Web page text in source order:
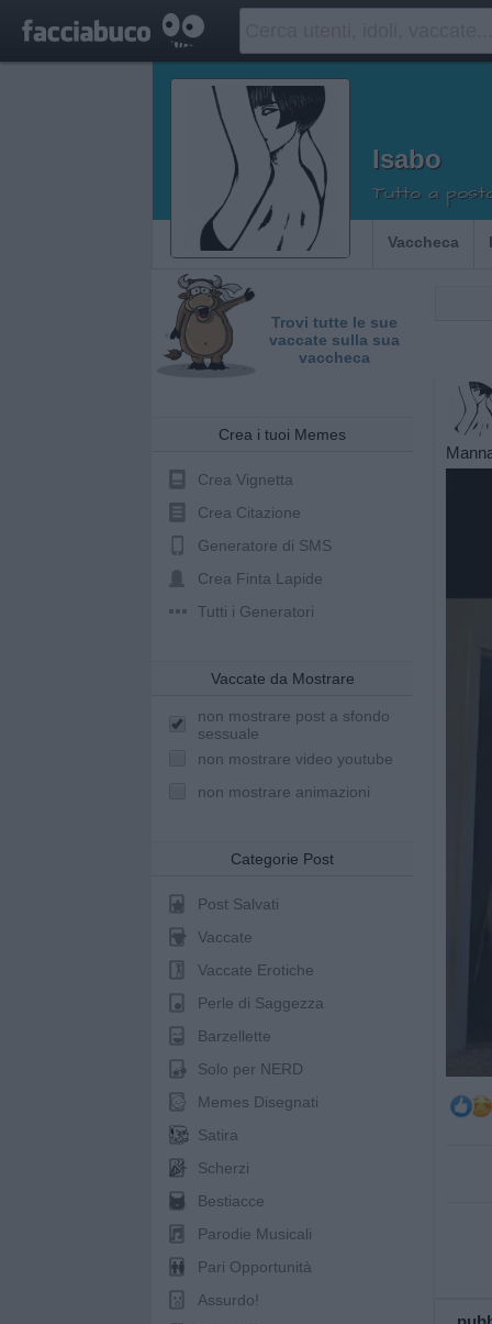
Isabo
Tutto a
Vaccheca
Trovi tutte le sue
vaccate sulla sua
vaccheca
Crea i tuoi Memes
Crea Vignetta
Crea Citazione
Generatore di SMS
Crea Finta Lapide
Tutti i Generatori
Vaccate da Mostrare
non mostrare post a sfondo
sessuale
non mostrare video youtube
non mostrare animazioni
Categorie Post
Post Salvati
Vaccate
Vaccate Erotiche
Perle di Saggezza
Barzellette
Solo per NERD
Memes Disegnati
Satira
Scherzi
Bestiacce
Parodie Musicali
Pari Opportunità
Assurdo!